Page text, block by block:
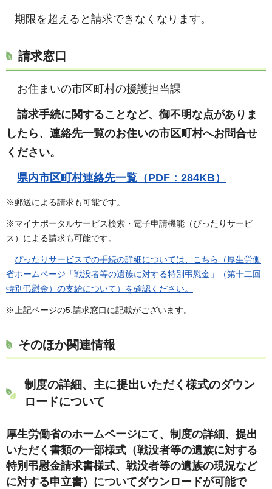
期限を超えると請求できなくなります。
請求窓口
お住まいの市区町村の援護担当課
請求手続に関することなど、御不明な点がありま
したら、連絡先一覧のお住いの市区町村へお問合せ
ください。
県内市区町村連絡先一覧（PDF：284KB）
※郵送による請求も可能です。
※マイナポータルサービス検索・電子申請機能（ぴったりサービ
ス）による請求も可能です。
ぴったりサービスでの手続の詳細については、こちら（ 厚生労働
省ホームページ「戦没者等の遺族に対する特別弔慰金」（第十二回
特別弔慰金）の支給について）を確認ください。
※上記ページの5.請求窓口に記載がございます。
そのほか関連情報
制度の詳細、主に提出いただく様式のダウン
ロードについて
厚生労働省のホームページにて、制度の詳細、提出
いただく書類の一部様式（戦没者等の遺族に対する
特別弔慰金請求書様式、戦没者等の遺族の現況など
に対する申立書）についてダウンロードが可能で